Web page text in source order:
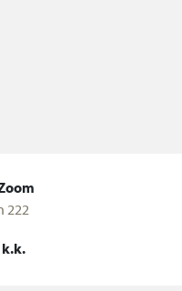
2000).
toilet, wastafelmeubel,
222
k.k.